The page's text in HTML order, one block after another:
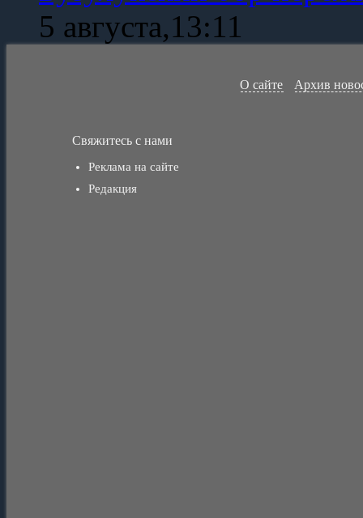
5 августа,13:11
О сайте Архив
Свяжитесь с нами
Реклама на сайте
Редакция